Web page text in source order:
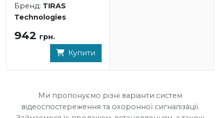
Бренд: TIRAS
Technologies
942 грн.
Купити
Ми пропонуємо різні варіанти систем
відеоспостереження та охоронної сигналізації.